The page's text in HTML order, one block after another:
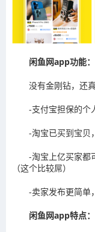
闲鱼网app功能：
没有金刚钻，还
-支付宝担保的个
-淘宝已买到宝贝
-淘宝上亿买家都
（这个比较屌）
-卖家发布更简单
闲鱼网app特点：